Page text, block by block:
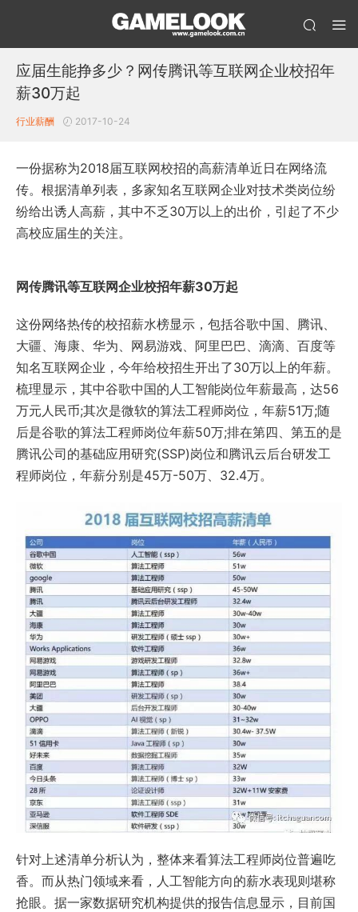
应届生能挣多少？网传腾讯等互联网企业校招年
薪30万起
行业薪酬 2017-10-24
一份据称为2018届互联网校招的高薪清单近日在网络流
传。根据清单列表，多家知名互联网企业对技术类岗位纷
纷给出诱人高薪，其中不乏30万以上的出价，引起了不少
高校应届生的关注。
网传腾讯等互联网企业校招年薪30万起
这份网络热传的校招薪水榜显示，包括谷歌中国、腾讯、
大疆、海康、华为、网易游戏、阿里巴巴、滴滴、百度等
知名互联网企业，今年给校招生开出了30万以上的年薪。
梳理显示，其中谷歌中国的人工智能岗位年薪最高，达56
万元人民币;其次是微软的算法工程师岗位，年薪51万;随
后是谷歌的算法工程师岗位年薪50万;排在第四、第五的是
腾讯公司的基础应用研究(SSP)岗位和腾讯云后台研发工
程师岗位，年薪分别是45万-50万、32.4万。
针对上述清单分析认为，整体来看算法工程师岗位普遍吃
香。而从热门领域来看，人工智能方向的薪水表现则堪称
抢眼。据一家数据研究机构提供的报告信息显示，目前国